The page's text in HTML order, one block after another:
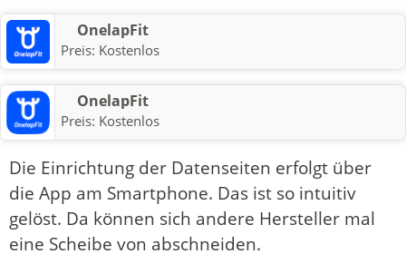
OnelapFit
Preis: Kostenlos
OnelapFit
Preis: Kostenlos
Die Einrichtung der Datenseiten erfolgt über
die App am Smartphone. Das ist so intuitiv
gelöst. Da können sich andere Hersteller mal
eine Scheibe von abschneiden.